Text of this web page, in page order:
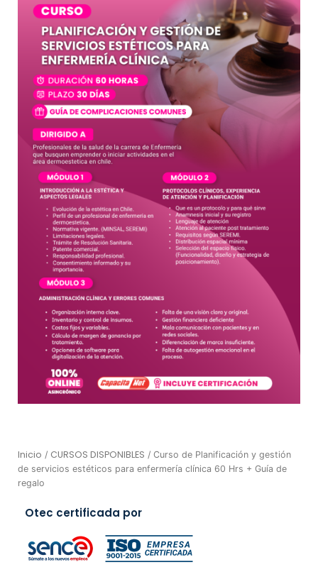
Inicio / CURSOS DISPONIBLES / Curso de Planificación y gestión
de servicios estéticos para enfermería clínica 60 Hrs + Guía de
regalo
Otec certificada por